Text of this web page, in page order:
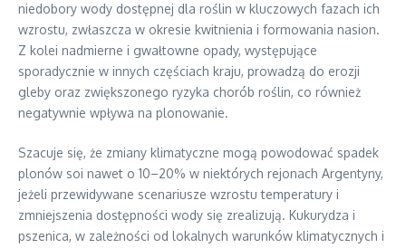
niedobory wody dostępnej dla roślin w kluczowych fazach ich
wzrostu, zwłaszcza w okresie kwitnienia i formowania nasion.
Z kolei nadmierne i gwałtowne opady, występujące
sporadycznie w innych częściach kraju, prowadzą do erozji
gleby oraz zwiększonego ryzyka chorób roślin, co również
negatywnie wpływa na plonowanie.
Szacuje się, że zmiany klimatyczne mogą powodować spadek
plonów soi nawet o 10–20% w niektórych rejonach Argentyny,
jeżeli przewidywane scenariusze wzrostu temperatury i
zmniejszenia dostępności wody się zrealizują. Kukurydza i
pszenica, w zależności od lokalnych warunków klimatycznych i